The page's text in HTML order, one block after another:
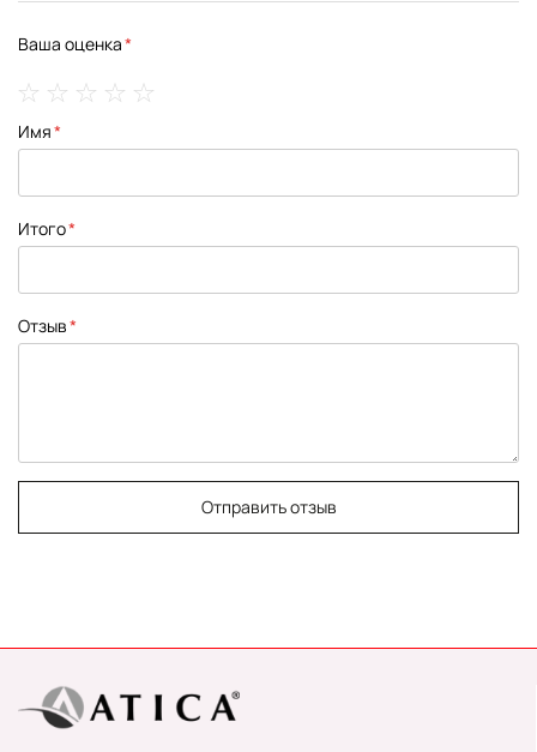
Ваша оценка
star
stars
stars
stars
stars
Имя
Итого
Отзыв
Отправить отзыв